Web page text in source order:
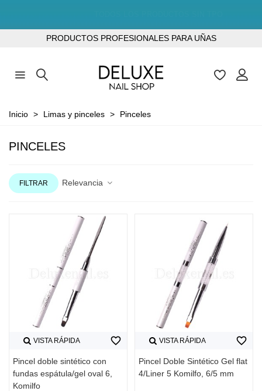
PRODUCTOS PROFESIONALES PARA UÑAS
Inicio > Limas y pinceles > Pinceles
PINCELES
FILTRAR Relevancia
VISTA RÁPIDA
Pincel doble sintético con
fundas espátula/gel oval 6,
Komilfo
favorite_border VISTA RÁPIDA
Pincel Doble Sintético Gel flat
4/Liner 5 Komilfo, 6/5 mm
favorite_border